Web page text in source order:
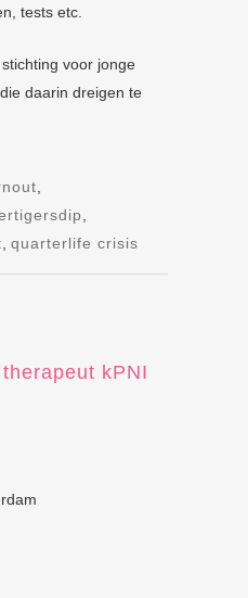
tests etc.
voor jonge
daarin dreigen te
quarterlife crisis
kPNI